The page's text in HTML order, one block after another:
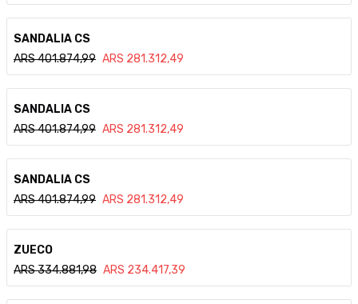
SANDALIA CS
ARS401.874,99 ARS 281.312,49
SANDALIA CS
ARS401.874,99 ARS 281.312,49
SANDALIA CS
ARS401.874,99 ARS 281.312,49
ZUECO
ARS334.881,98 ARS 234.417,39